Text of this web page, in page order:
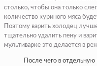
столько, чтобы она только
количество куриного мяса
Поэтому варить холодец
тщательно удалить пену и
мультиварке это делается в
После чего в